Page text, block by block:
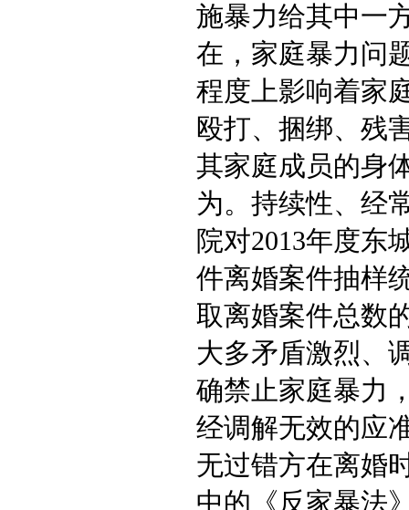
施暴力给其中一
在，家庭暴力问
程度上影响着家
殴打、捆绑、残
其家庭成员的身
为。持续性、经
院对2013年度东
件离婚案件抽样
取离婚案件总数
大多矛盾激烈、
确禁止家庭暴力
经调解无效的应
无过错方在离婚
中的《反家暴法